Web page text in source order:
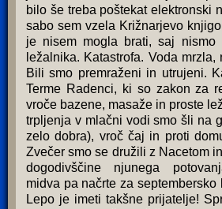
bilo še treba poštekat elektronski
sabo sem vzela Križnarjevo
je nisem mogla brati, saj nismo
ležalnika. Katastrofa. Voda
Bili smo premraženi in utrujeni.
Terme Radenci, ki so zakon za
vroče bazene, masaže in proste
trpljenja v mlačni vodi smo šli na
zelo dobra), vroč čaj in proti
Zvečer smo se družili z Nacetom
dogodivščine njunega
midva pa načrte za
Lepo je imeti takšne prijatelje!